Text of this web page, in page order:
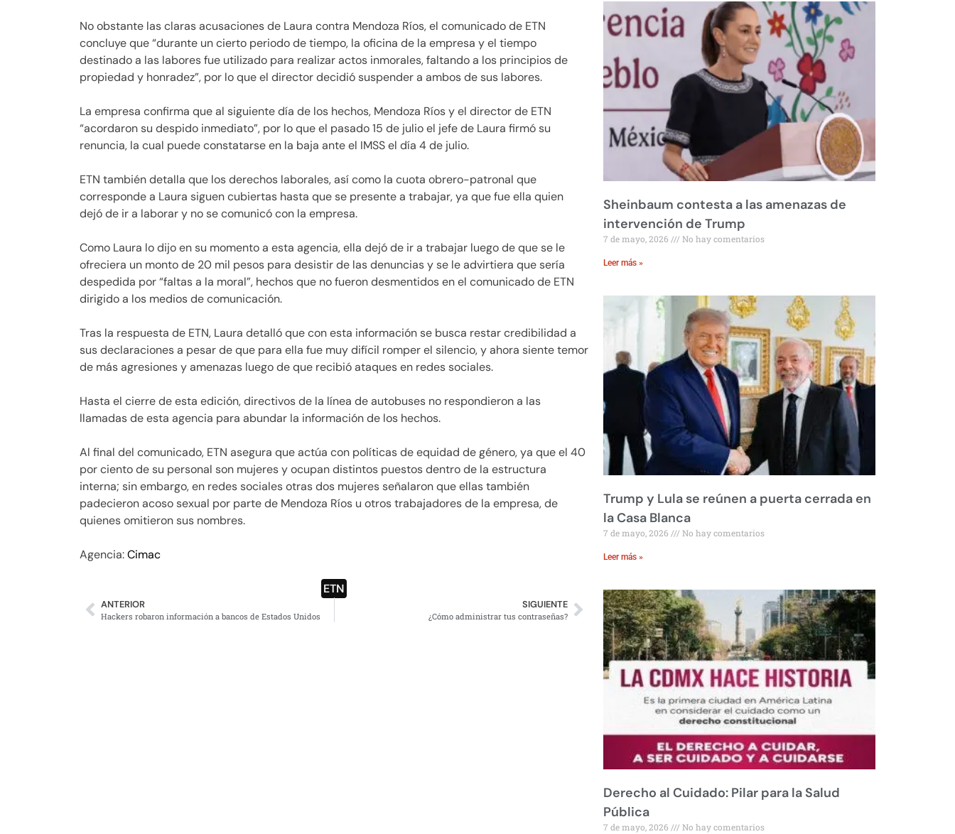
No obstante las claras acusaciones de Laura contra Mendoza Ríos, el comunicado de ETN
concluye que “durante un cierto periodo de tiempo, la oficina de la empresa y el tiempo
destinado a las labores fue utilizado para realizar actos inmorales, faltando a los principios de
propiedad y honradez”, por lo que el director decidió suspender a ambos de sus labores.
La empresa confirma que al siguiente día de los hechos, Mendoza Ríos y el director de ETN
“acordaron su despido inmediato”, por lo que el pasado 15 de julio el jefe de Laura firmó su
renuncia, la cual puede constatarse en la baja ante el IMSS el día 4 de julio.
ETN también detalla que los derechos laborales, así como la cuota obrero-patronal que
corresponde a Laura siguen cubiertas hasta que se presente a trabajar, ya que fue ella quien
dejó de ir a laborar y no se comunicó con la empresa.
Como Laura lo dijo en su momento a esta agencia, ella dejó de ir a trabajar luego de que se le
ofreciera un monto de 20 mil pesos para desistir de las denuncias y se le advirtiera que sería
despedida por “faltas a la moral”, hechos que no fueron desmentidos en el comunicado de ETN
dirigido a los medios de comunicación.
Tras la respuesta de ETN, Laura detalló que con esta información se busca restar credibilidad a
sus declaraciones a pesar de que para ella fue muy difícil romper el silencio, y ahora siente temor
de más agresiones y amenazas luego de que recibió ataques en redes sociales.
Hasta el cierre de esta edición, directivos de la línea de autobuses no respondieron a las
llamadas de esta agencia para abundar la información de los hechos.
Al final del comunicado, ETN asegura que actúa con políticas de equidad de género, ya que el 40
por ciento de su personal son mujeres y ocupan distintos puestos dentro de la estructura
interna; sin embargo, en redes sociales otras dos mujeres señalaron que ellas también
padecieron acoso sexual por parte de Mendoza Ríos u otros trabajadores de la empresa, de
quienes omitieron sus nombres.
Agencia:Cimac
ETN
ANTERIOR
Hackers robaron información a bancos de Estados Unidos
SIGUIENTE
¿Cómo administrar tus contraseñas?
Sheinbaum contesta a las amenazas de
intervención de Trump
7 de mayo, 2026 No hay comentarios
Leer más »
Trump y Lula se reúnen a puerta cerrada en
la Casa Blanca
7 de mayo, 2026 No hay comentarios
Leer más »
Derecho al Cuidado: Pilar para la Salud
Pública
7 de mayo, 2026 No hay comentarios